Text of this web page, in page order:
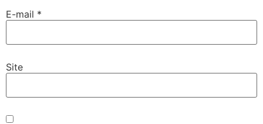
E-mail *
Site